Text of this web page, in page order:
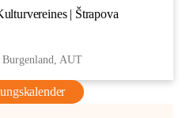
| Štrapova
Burgenland, AUT